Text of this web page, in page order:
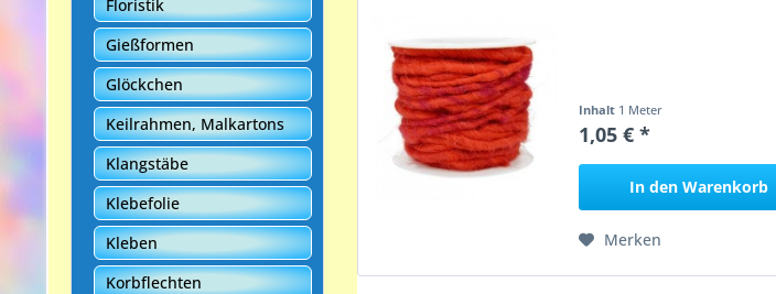
Floristik
Gießformen
Glöckchen
Keilrahmen, Malkartons
Klangstäbe
Klebefolie
Kleben
Korbflechten
Inhalt 1 Meter
1,05 € *
In den Warenkorb
Merken